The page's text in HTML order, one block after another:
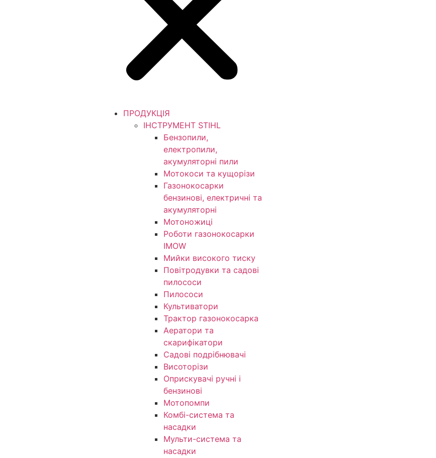
ПРОДУКЦІЯ
ІНСТРУМЕНТ STIHL
Бензопили,
електропили,
акумуляторні пили
Мотокоси та кущорізи
Газонокосарки
бензинові, електричні та
акумуляторні
Мотоножиці
Роботи газонокосарки
IMOW
Мийки високого тиску
Повітродувки та садові
пилососи
Пилососи
Культиватори
Трактор газонокосарка
Аератори та
скарифікатори
Садові подрібнювачі
Висоторізи
Оприскувачі ручні і
бензинові
Мотопомпи
Комбі-система та
насадки
Мульти-система та
насадки